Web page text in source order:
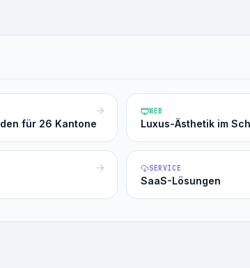
für 26 Kantone
WEB
Luxus-Ästhetik im
SERVICE
SaaS-Lösungen